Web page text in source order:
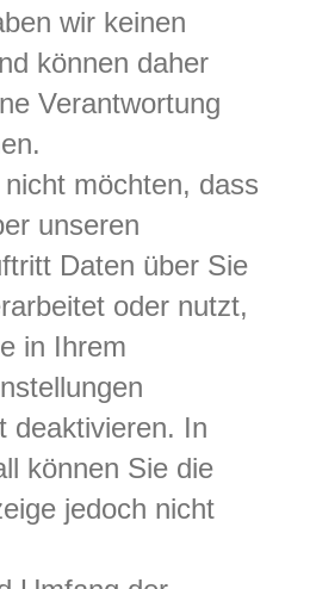
wir keinen
können daher
Verantwortung
möchten, dass
unseren
Daten über Sie
oder nutzt,
in Ihrem
deaktivieren. In
können Sie die
jedoch nicht